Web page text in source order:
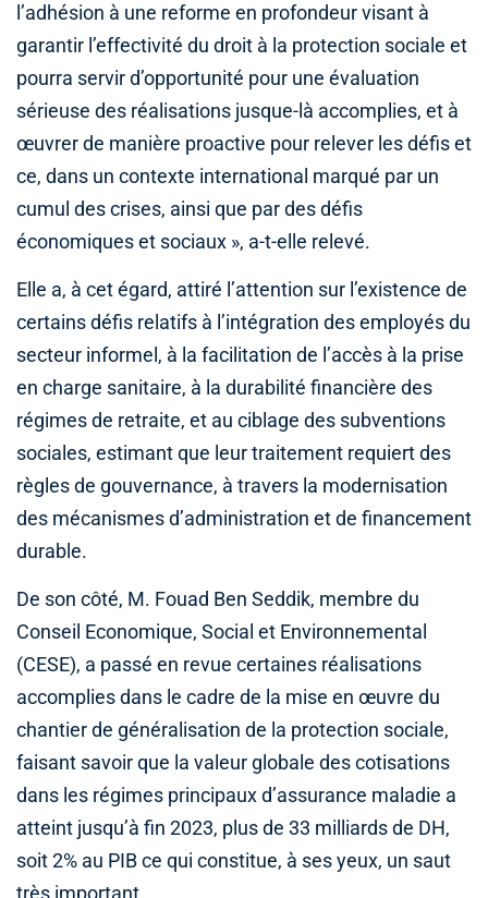
l’adhésion à une reforme en profondeur visant à
garantir l’effectivité du droit à la protection sociale et
pourra servir d’opportunité pour une évaluation
sérieuse des réalisations jusque-là accomplies, et à
œuvrer de manière proactive pour relever les défis et
ce, dans un contexte international marqué par un
cumul des crises, ainsi que par des défis
économiques et sociaux », a-t-elle relevé.
Elle a, à cet égard, attiré l’attention sur l’existence de
certains défis relatifs à l’intégration des employés du
secteur informel, à la facilitation de l’accès à la prise
en charge sanitaire, à la durabilité financière des
régimes de retraite, et au ciblage des subventions
sociales, estimant que leur traitement requiert des
règles de gouvernance, à travers la modernisation
des mécanismes d’administration et de financement
durable.
De son côté, M. Fouad Ben Seddik, membre du
Conseil Economique, Social et Environnemental
(CESE), a passé en revue certaines réalisations
accomplies dans le cadre de la mise en œuvre du
chantier de généralisation de la protection sociale,
faisant savoir que la valeur globale des cotisations
dans les régimes principaux d’assurance maladie a
atteint jusqu’à fin 2023, plus de 33 milliards de DH,
soit 2% au PIB ce qui constitue, à ses yeux, un saut